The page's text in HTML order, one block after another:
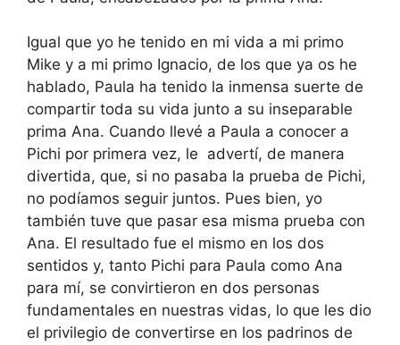
Igual que yo he tenido en mi vida a mi primo
Mike y a mi primo Ignacio, de los que ya os he
hablado, Paula ha tenido la inmensa suerte de
compartir toda su vida junto a su inseparable
prima Ana. Cuando llevé a Paula a conocer a
Pichi por primera vez, le advertí, de manera
divertida, que, si no pasaba la prueba de Pichi,
no podíamos seguir juntos. Pues bien, yo
también tuve que pasar esa misma prueba con
Ana. El resultado fue el mismo en los dos
sentidos y, tanto Pichi para Paula como Ana
para mí, se convirtieron en dos personas
fundamentales en nuestras vidas, lo que les dio
el privilegio de convertirse en los padrinos de